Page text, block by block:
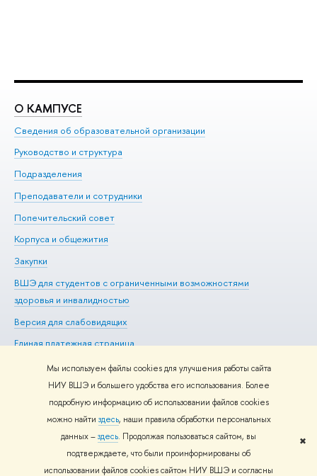
Мы используем файлы cookies для улучшения работы сайта
НИУ ВШЭ и большего удобства его использования. Более
подробную информацию об использовании файлов cookies
можно найти здесь, наши правила обработки персональных
данных –здесь. Продолжая пользоваться сайтом, вы
подтверждаете, что были проинформированы об
использовании файлов cookies сайтом НИУ ВШЭ и согласны
✖
О КАМПУСЕ
Сведения об образовательной организации
Руководство и структура
Подразделения
Преподаватели и сотрудники
Попечительский совет
Корпуса и общежития
Закупки
ВШЭ для студентов с ограниченными возможностями
здоровья и инвалидностью
Версия для слабовидящих
Единая платежная страница
Редактору
© НИУ ВШЭ 1993–2026 Адреса и контакты Условия
использования материалов Политика конфиденциальности
Карта